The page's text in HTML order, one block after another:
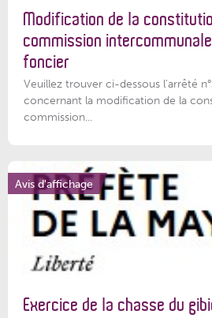
Modification de la
commission
foncier
Veuillez trouver ci-dessous l'arrêté
concernant la modification de la
commission...
Avis d'affichage
Exercice de la chasse du